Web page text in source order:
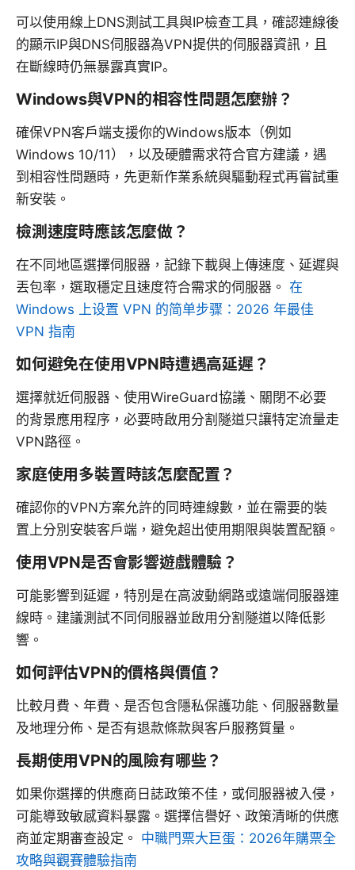
可以使用線上DNS測試工具與IP檢查工具，確認連線後
的顯示IP與DNS伺服器為VPN提供的伺服器資訊，且
在斷線時仍無暴露真實IP。
Windows與VPN的相容性問題怎麼辦？
確保VPN客戶端支援你的Windows版本（例如
Windows 10/11），以及硬體需求符合官方建議，遇
到相容性問題時，先更新作業系統與驅動程式再嘗試重
新安裝。
檢測速度時應該怎麼做？
在不同地區選擇伺服器，記錄下載與上傳速度、延遲與
丟包率，選取穩定且速度符合需求的伺服器。 在
Windows 上设置 VPN 的简单步骤：2026 年最佳
VPN 指南
如何避免在使用VPN時遭遇高延遲？
選擇就近伺服器、使用WireGuard協議、關閉不必要
的背景應用程序，必要時啟用分割隧道只讓特定流量走
VPN路徑。
家庭使用多裝置時該怎麼配置？
確認你的VPN方案允許的同時連線數，並在需要的裝
置上分別安裝客戶端，避免超出使用期限與裝置配額。
使用VPN是否會影響遊戲體驗？
可能影響到延遲，特別是在高波動網路或遠端伺服器連
線時。建議測試不同伺服器並啟用分割隧道以降低影
響。
如何評估VPN的價格與價值？
比較月費、年費、是否包含隱私保護功能、伺服器數量
及地理分佈、是否有退款條款與客戶服務質量。
長期使用VPN的風險有哪些？
如果你選擇的供應商日誌政策不佳，或伺服器被入侵，
可能導致敏感資料暴露。選擇信譽好、政策清晰的供應
商並定期審查設定。 中職門票大巨蛋：2026年購票全
攻略與觀賽體驗指南